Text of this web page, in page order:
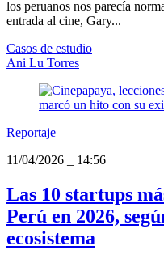
los peruanos nos parecía
entrada al cine, Gary...
Casos de estudio
Ani Lu Torres
Reportaje
11/04/2026
14:56
Las 10 startups
Perú en 2026,
ecosistema